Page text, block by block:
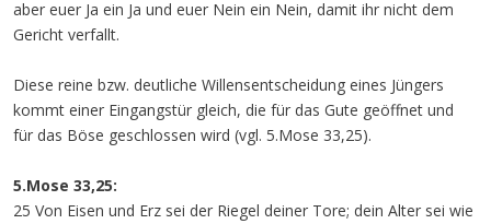
aber euer Ja ein Ja und euer Nein ein Nein, damit ihr nicht dem
Gericht verfallt.
Diese reine bzw. deutliche Willensentscheidung eines Jüngers
kommt einer Eingangstür gleich, die für das Gute geöffnet und
für das Böse geschlossen wird (vgl. 5.Mose 33,25).
5.Mose 33,25:
25 Von Eisen und Erz sei der Riegel deiner Tore; dein Alter sei wie